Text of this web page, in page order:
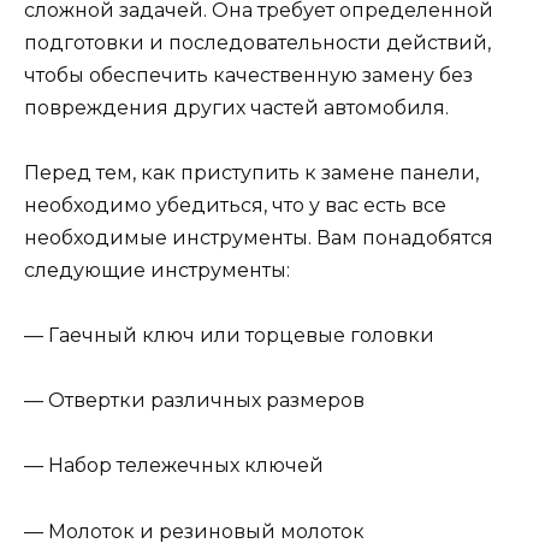
сложной задачей. Она требует определенной
подготовки и последовательности действий,
чтобы обеспечить качественную замену без
повреждения других частей автомобиля.
Перед тем, как приступить к замене панели,
необходимо убедиться, что у вас есть все
необходимые инструменты. Вам понадобятся
следующие инструменты:
— Гаечный ключ или торцевые головки
— Отвертки различных размеров
— Набор тележечных ключей
— Молоток и резиновый молоток